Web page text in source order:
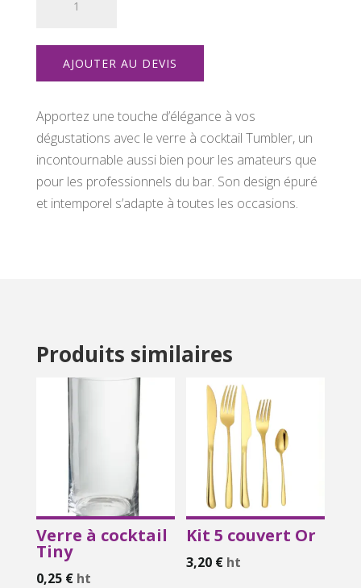
à
cocktail
Tumbler
AJOUTER AU DEVIS
Apportez une touche d’élégance à vos
dégustations avec le verre à cocktail Tumbler, un
incontournable aussi bien pour les amateurs que
pour les professionnels du bar. Son design épuré
et intemporel s’adapte à toutes les occasions.
Produits similaires
Verre à cocktail
Tiny
0,25 € ht
Kit 5 couvert Or
3,20 € ht